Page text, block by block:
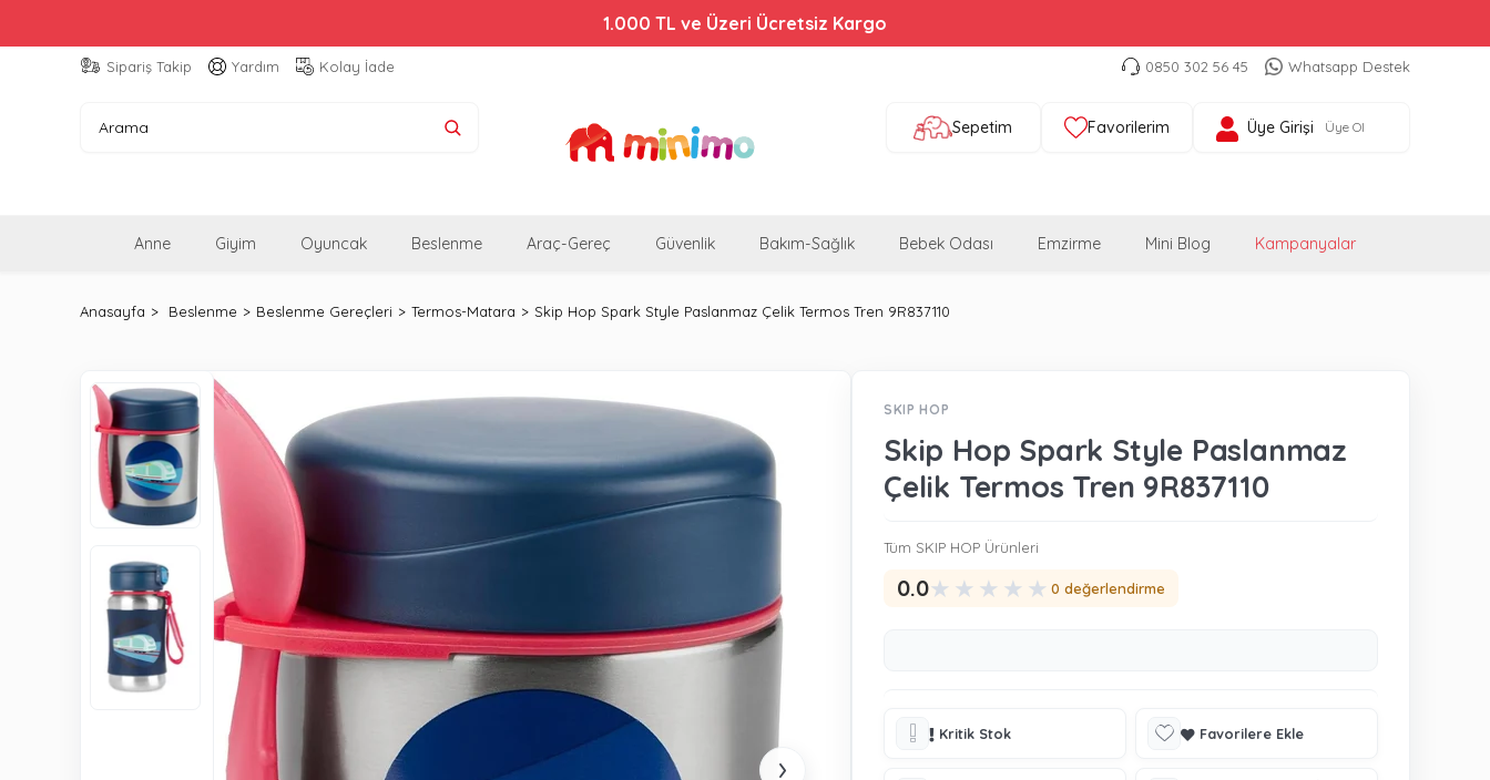
1.000 TL ve Üzeri Ücretsiz Kargo
Sipariş Takip Yardım Kolay İade 0850 302 56 45 Whatsapp Destek
Sepetim Favorilerim Üye Girişi Üye Ol
Anne Giyim Oyuncak Beslenme Araç-Gereç Güvenlik Bakım-Sağlık Bebek Odası Emzirme Mini Blog Kampanyalar
Anasayfa Beslenme Beslenme Gereçleri Termos-Matara Skip Hop Spark Style Paslanmaz Çelik Termos Tren 9R837110
›
SKIP HOP
Skip Hop Spark Style Paslanmaz
Çelik Termos Tren 9R837110
Tüm SKIP HOP Ürünleri
0.0★ ★ ★ ★ ★ 0 değerlendirme
Kritik Stok Favorilere Ekle